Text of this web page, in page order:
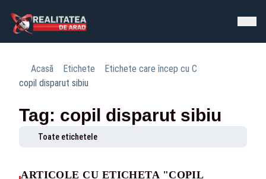
Acasă Etichete
Etichete care încep cu C
copil disparut sibiu
Tag: copil disparut sibiu
Toate etichetele
ARTICOLE CU ETICHETA "COPIL